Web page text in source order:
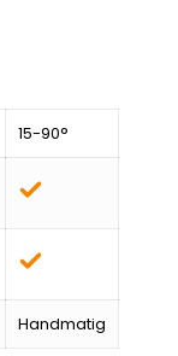
15-90°
Handmatig